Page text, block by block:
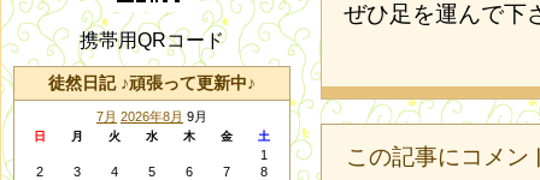
ぜひ足を運んで下
この記事にコメン
携帯用QRコード
徒然日記 ♪頑張って更新中♪
7月 2026年8月 9月
日 月 火 水 木 金 土
1
2
3 4 5 6 7
8